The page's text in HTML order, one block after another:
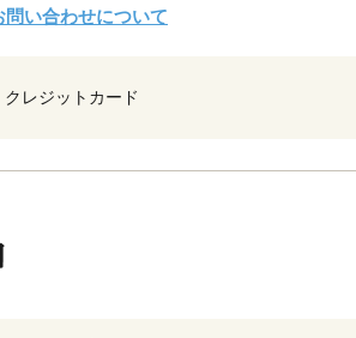
問い合わせについて
クレジットカード